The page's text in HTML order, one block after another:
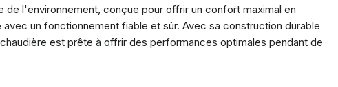
l'environnement, conçue pour offrir un confort maximal en
un fonctionnement fiable et sûr. Avec sa construction durable
est prête à offrir des performances optimales pendant de